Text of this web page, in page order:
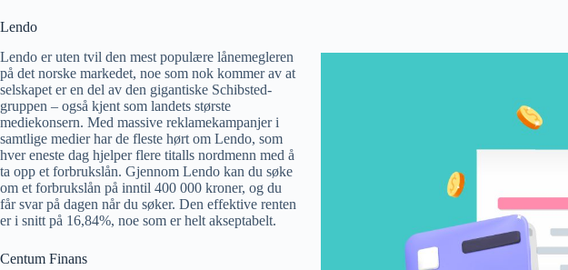
Lendo
Lendo er uten tvil den mest populære lånemegleren
på det norske markedet, noe som nok kommer av at
selskapet er en del av den gigantiske Schibsted-
gruppen – også kjent som landets største
mediekonsern. Med massive reklamekampanjer i
samtlige medier har de fleste hørt om Lendo, som
hver eneste dag hjelper flere titalls nordmenn med å
ta opp et forbrukslån. Gjennom Lendo kan du søke
om et forbrukslån på inntil 400 000 kroner, og du
får svar på dagen når du søker. Den effektive renten
er i snitt på 16,84%, noe som er helt akseptabelt.
Centum Finans